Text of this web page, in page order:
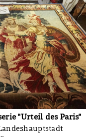
"Urteil des Paris"